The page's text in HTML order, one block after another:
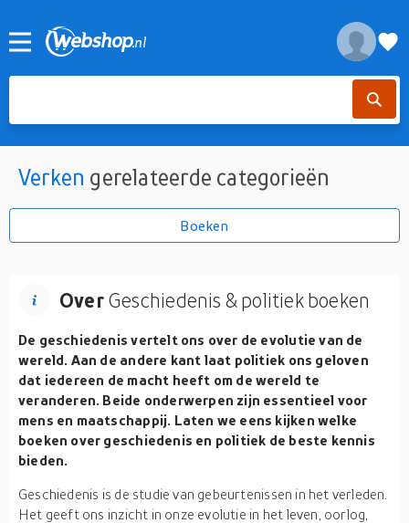
Verken gerelateerde categorieën
Boeken
OverGeschiedenis & politiek boeken
De geschiedenis vertelt ons over de evolutie van de
wereld. Aan de andere kant laat politiek ons geloven
dat iedereen de macht heeft om de wereld te
veranderen. Beide onderwerpen zijn essentieel voor
mens en maatschappij. Laten we eens kijken welke
boeken over geschiedenis en politiek de beste kennis
bieden.
Geschiedenis is de studie van gebeurtenissen in het verleden.
Het geeft ons inzicht in onze evolutie in het leven, oorlog,